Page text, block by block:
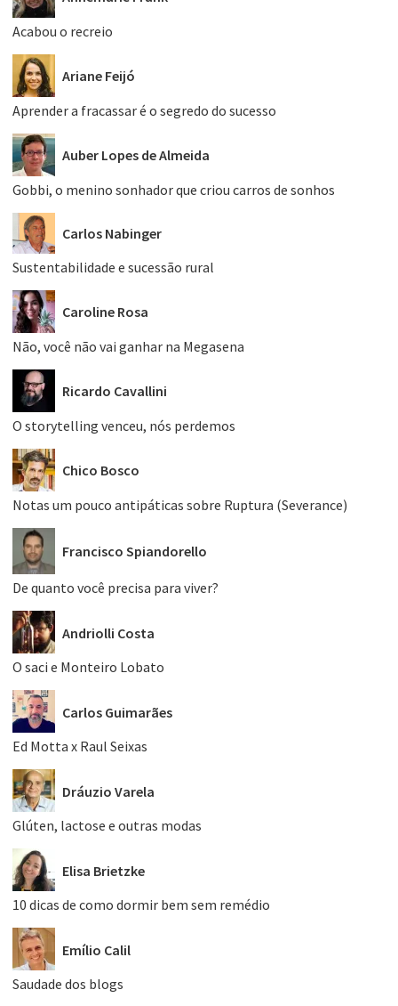
Acabou o recreio
Ariane Feijó
Aprender a fracassar é o segredo do sucesso
Auber Lopes de Almeida
Gobbi, o menino sonhador que criou carros de sonhos
Carlos Nabinger
Sustentabilidade e sucessão rural
Caroline Rosa
Não, você não vai ganhar na Megasena
Ricardo Cavallini
O storytelling venceu, nós perdemos
Chico Bosco
Notas um pouco antipáticas sobre Ruptura (Severance)
Francisco Spiandorello
De quanto você precisa para viver?
Andriolli Costa
O saci e Monteiro Lobato
Carlos Guimarães
Ed Motta x Raul Seixas
Dráuzio Varela
Glúten, lactose e outras modas
Elisa Brietzke
10 dicas de como dormir bem sem remédio
Emílio Calil
Saudade dos blogs